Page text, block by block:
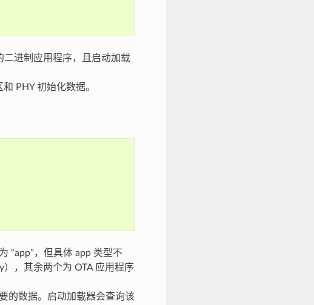
二进制应用程序，且启动加载
PHY 初始化数据。
“app”，但具体 app 类型不
，其余两个为 OTA 应用程序
的数据。启动加载器会查询该